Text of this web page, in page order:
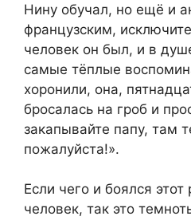
Нину обучал, но ещё и
французским,
человек он был, и в
самые тёплые
хоронили, она,
бросалась на гроб и
закапывайте папу, там
пожалуйста!».
Если чего и боялся
человек, так это